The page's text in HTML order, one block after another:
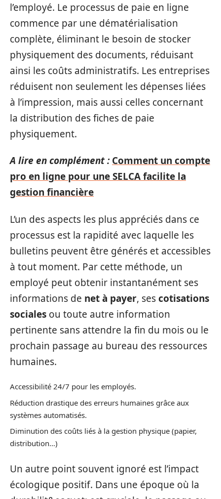
l’employé. Le processus de paie en ligne
commence par une dématérialisation
complète, éliminant le besoin de stocker
physiquement des documents, réduisant
ainsi les coûts administratifs. Les entreprises
réduisent non seulement les dépenses liées
à l’impression, mais aussi celles concernant
la distribution des fiches de paie
physiquement.
A lire en complément : Comment un compte
pro en ligne pour une SELCA facilite la
gestion financière
L’un des aspects les plus appréciés dans ce
processus est la rapidité avec laquelle les
bulletins peuvent être générés et accessibles
à tout moment. Par cette méthode, un
employé peut obtenir instantanément ses
informations de net à payer, sescotisations
sociales ou toute autre information
pertinente sans attendre la fin du mois ou le
prochain passage au bureau des ressources
humaines.
Accessibilité 24/7 pour les employés.
Réduction drastique des erreurs humaines grâce aux
systèmes automatisés.
Diminution des coûts liés à la gestion physique (papier,
distribution…)
Un autre point souvent ignoré est l’impact
écologique positif. Dans une époque où la